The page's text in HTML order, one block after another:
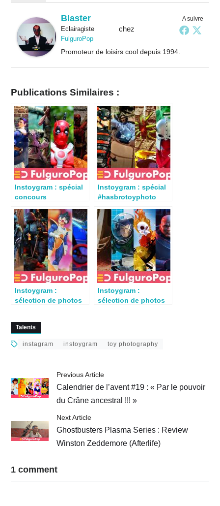
A suivre
Blaster
Eclairagistechez
FulguroPop
Promoteur de loisirs cool depuis 1994.
Publications Similaires :
Instoygram : spécial
concours
Instoygram : spécial
#hasbrotoyphoto
Instoygram :
sélection de photos
Instoygram :
sélection de photos
Talents
instagram instoygram toy photography
Previous Article
Calendrier de l’avent #19 : « Par le pouvoir
du Crâne ancestral !!! »
Next Article
Ghostbusters Plasma Series : Review
Winston Zeddemore (Afterlife)
1 comment